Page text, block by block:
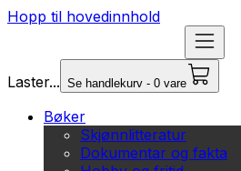
Hopp til hovedinnhold
Laster... Se handlekurv - 0 vare
Bøker
Skjønnlitteratur
Dokumentar og fakta